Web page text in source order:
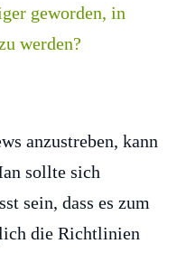
anzustreben, kann
sollte sich
sein, dass es zum
die Richtlinien